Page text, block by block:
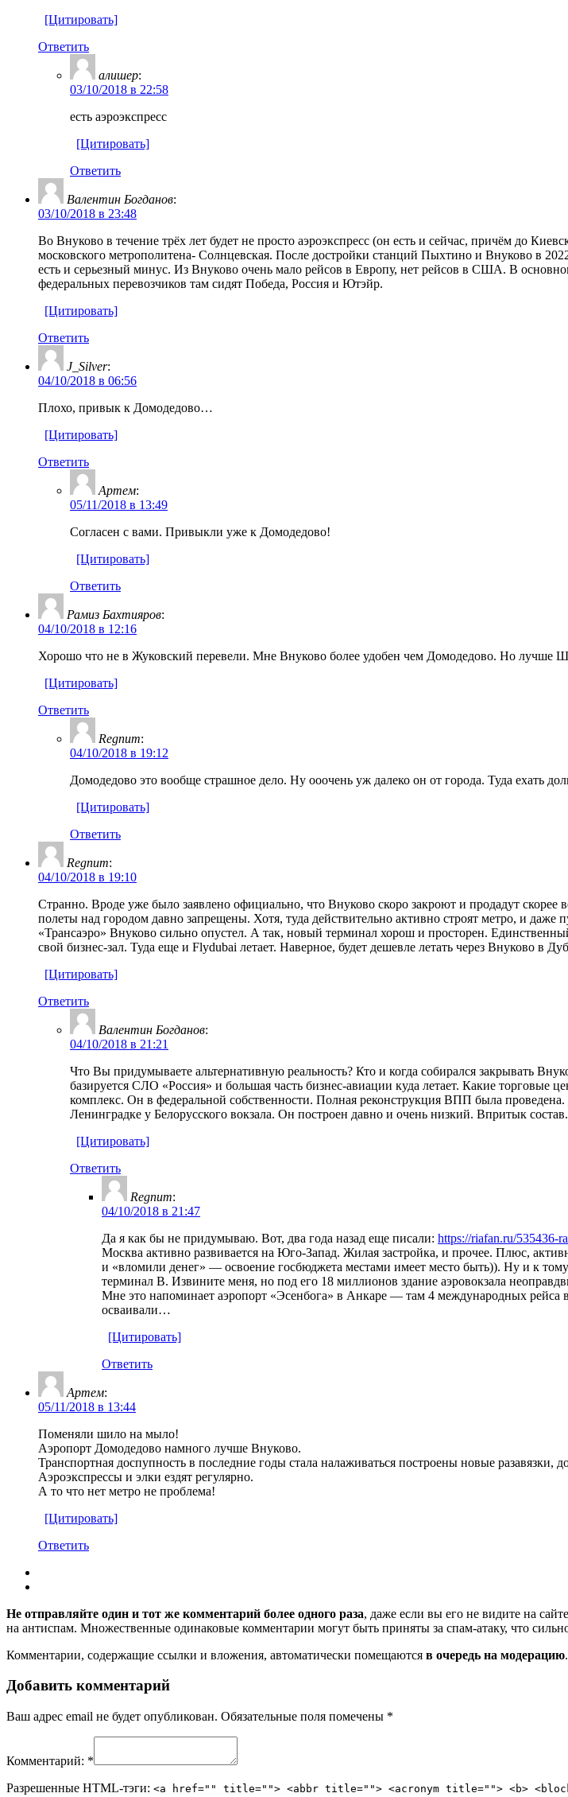
[Цитировать]
Ответить
алишер:
03/10/2018 в 22:58
есть аэроэкспресс
[Цитировать]
Ответить
Валентин Богданов:
03/10/2018 в 23:48
Во Внуково в течение трёх лет будет не просто аэроэкспресс (он есть и сейчас, причём до
московского метрополитена- Солнцевская. После достройки станций Пыхтино и Внуково в
есть и серьезный минус. Из Внуково очень мало рейсов в Европу, нет рейсов в США. В
федеральных перевозчиков там сидят Победа, Россия и Ютэйр.
[Цитировать]
Ответить
J_Silver:
04/10/2018 в 06:56
Плохо, привык к Домодедово…
[Цитировать]
Ответить
Артем:
05/11/2018 в 13:49
Согласен с вами. Привыкли уже к Домодедово!
[Цитировать]
Ответить
Рамиз Бахтияров:
04/10/2018 в 12:16
Хорошо что не в Жуковский перевели. Мне Внуково более удобен чем Домодедово. Но лучше
[Цитировать]
Ответить
Regnum:
04/10/2018 в 19:12
Домодедово это вообще страшное дело. Ну ооочень уж далеко он от города. Туда ехать
[Цитировать]
Ответить
Regnum:
04/10/2018 в 19:10
Странно. Вроде уже было заявлено официально, что Внуково скоро закроют и продадут
полеты над городом давно запрещены. Хотя, туда действительно активно строят метро, и
«Трансаэро» Внуково сильно опустел. А так, новый терминал хорош и просторен.
свой бизнес-зал. Туда еще и Flydubai летает. Наверное, будет дешевле летать через Внуково
[Цитировать]
Ответить
Валентин Богданов:
04/10/2018 в 21:21
Что Вы придумываете альтернативную реальность? Кто и когда собирался закрывать
базируется СЛО «Россия» и большая часть бизнес-авиации куда летает. Какие
комплекс. Он в федеральной собственности. Полная реконструкция ВПП была
Ленинградке у Белорусского вокзала. Он построен давно и очень низкий. Впритык
[Цитировать]
Ответить
Regnum:
04/10/2018 в 21:47
Да я как бы не придумываю. Вот, два года назад еще писали: https://riafan.ru/535436-
Москва активно развивается на Юго-Запад. Жилая застройка, и прочее. Плюс,
и «вломили денег» — освоение госбюджета местами имеет место быть)). Ну и к
терминал B. Извините меня, но под его 18 миллионов здание аэровокзала
Мне это напоминает аэропорт «Эсенбога» в Анкаре — там 4 международных рейса
осваивали…
[Цитировать]
Ответить
Артем:
05/11/2018 в 13:44
Поменяли шило на мыло!
Аэропорт Домодедово намного лучше Внуково.
Транспортная доспупность в последние годы стала налаживаться построены новые разавязки,
Аэроэкспрессы и элки ездят регулярно.
А то что нет метро не проблема!
[Цитировать]
Ответить
Не отправляйте один и тот же комментарий более одного раза, даже если вы его не видите на
на антиспам. Множественные одинаковые комментарии могут быть приняты за спам-атаку, что
Комментарии, содержащие ссылки и вложения, автоматически помещаются в очередь на модерацию.
Добавить комментарий
Ваш адрес email не будет опубликован. Обязательные поля помечены *
Комментарий: *
Разрешенные HTML-тэги: <a href="" title=""> <abbr title=""> <acronym title=""> <b>